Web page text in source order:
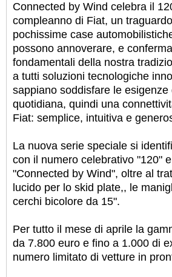
Connected by Wind celebra il
compleanno di Fiat, un
pochissime case
possono annoverare, e
fondamentali della nostra
a tutti soluzioni tecnologiche
sappiano soddisfare le esigenze
quotidiana, quindi una
Fiat: semplice, intuitiva e
La nuova serie speciale si
con il numero celebrativo "120"
"Connected by Wind", oltre al
lucido per lo skid plate,, le
cerchi bicolore da 15".
Per tutto il mese di aprile la
da 7.800 euro e fino a 1.000 di
numero limitato di vetture in